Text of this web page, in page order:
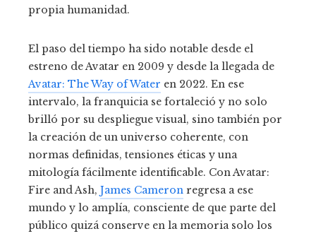
propia humanidad.
El paso del tiempo ha sido notable desde el
estreno de Avatar en 2009 y desde la llegada de
Avatar: The Way of Water en 2022. En ese
intervalo, la franquicia se fortaleció y no solo
brilló por su despliegue visual, sino también por
la creación de un universo coherente, con
normas definidas, tensiones éticas y una
mitología fácilmente identificable. Con Avatar:
Fire and Ash, James Cameron regresa a ese
mundo y lo amplía, consciente de que parte del
público quizá conserve en la memoria solo los